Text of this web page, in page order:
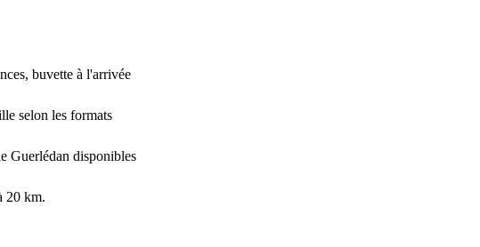
buvette à l'arrivée
selon les formats
Guerlédan disponibles
20 km.